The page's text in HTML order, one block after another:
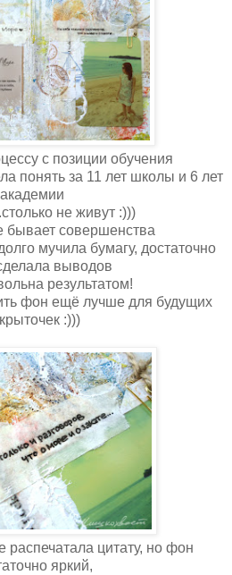
с позиции обучения
понять за 11 лет школы и 6 лет
академии
не живут :)))
бывает совершенства
мучила бумагу, достаточно
выводов
результатом!
фон ещё лучше для будущих
:)))
распечатала цитату, но фон
яркий,